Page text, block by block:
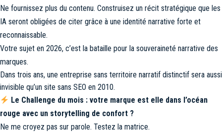
Ne fournissez plus du contenu. Construisez un récit stratégique que les
IA seront obligées de citer grâce à une identité narrative forte et
reconnaissable.
Votre sujet en 2026, c’est la bataille pour la souveraineté narrative des
marques.
Dans trois ans, une entreprise sans territoire narratif distinctif sera aussi
invisible qu’un site sans SEO en 2010.
Le Challenge du mois : votre marque est elle dans l’océan
rouge avec un storytelling de confort ?
Ne me croyez pas sur parole. Testez la matrice.